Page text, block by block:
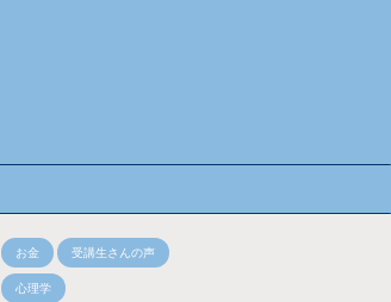
お金 受講生さんの声
心理学